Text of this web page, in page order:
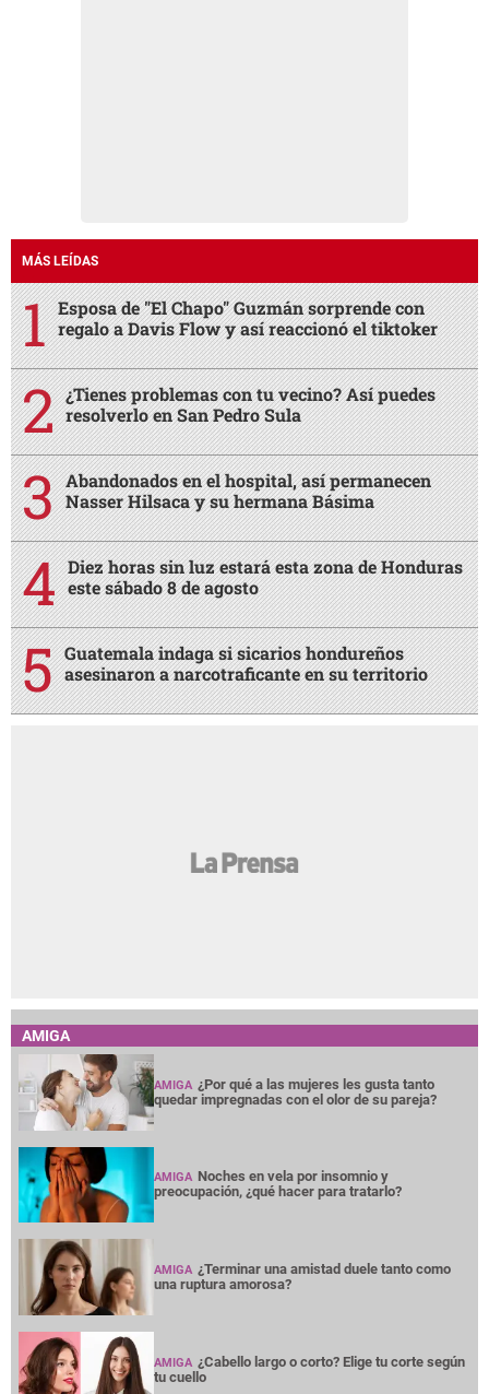
MÁS LEÍDAS
Esposa de "El Chapo" Guzmán sorprende con
regalo a Davis Flow y así reaccionó el tiktoker
¿Tienes problemas con tu vecino? Así puedes
resolverlo en San Pedro Sula
Abandonados en el hospital, así permanecen
Nasser Hilsaca y su hermana Básima
Diez horas sin luz estará esta zona de Honduras
este sábado 8 de agosto
Guatemala indaga si sicarios hondureños
asesinaron a narcotraficante en su territorio
AMIGA
AMIGA ¿Por qué a las mujeres les gusta tanto
quedar impregnadas con el olor de su pareja?
AMIGA Noches en vela por insomnio y
preocupación, ¿qué hacer para tratarlo?
AMIGA ¿Terminar una amistad duele tanto como
una ruptura amorosa?
AMIGA ¿Cabello largo o corto? Elige tu corte según
tu cuello